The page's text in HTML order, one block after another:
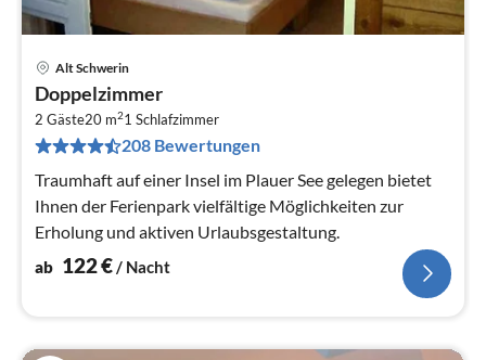
Alt Schwerin
Doppelzimmer
2 Gäste20 m21 Schlafzimmer
208 Bewertungen
Traumhaft auf einer Insel im Plauer See gelegen bietet
Ihnen der Ferienpark vielfältige Möglichkeiten zur
Erholung und aktiven Urlaubsgestaltung.
ab 122€ / Nacht